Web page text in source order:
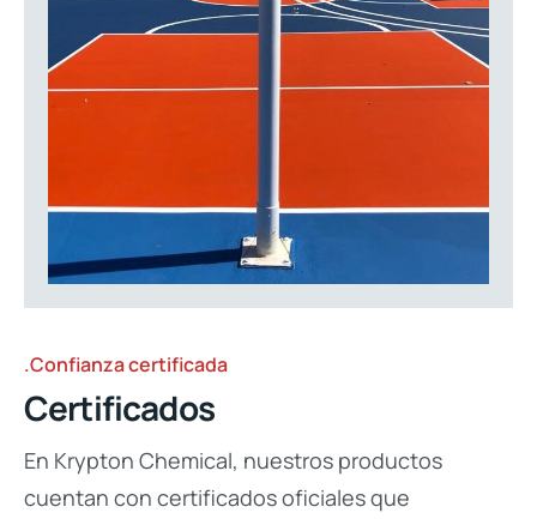
.Confianza certificada
Certificados
En Krypton Chemical, nuestros productos
cuentan con certificados oficiales que